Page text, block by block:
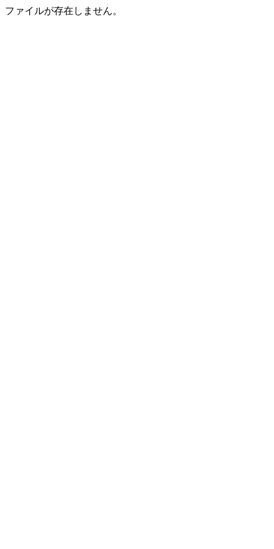
ファイルが存在しません。